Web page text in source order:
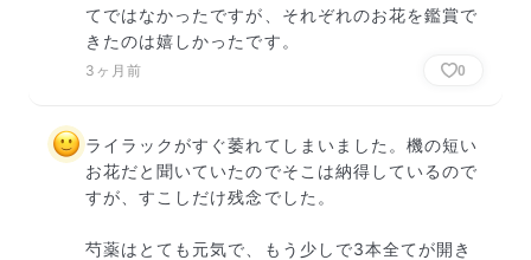
てではなかったですが、それぞれのお花を鑑賞で
きたのは嬉しかったです。
3ヶ月前 0
ライラックがすぐ萎れてしまいました。機の短い
お花だと聞いていたのでそこは納得しているので
すが、すこしだけ残念でした。
芍薬はとても元気で、もう少しで3本全てが開き